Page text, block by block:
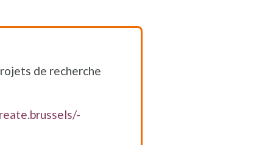
de recherche